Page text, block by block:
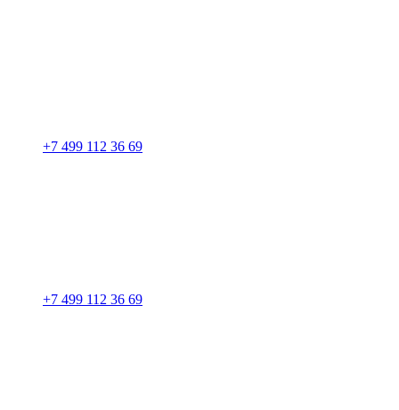
+7 499 112 36 69
+7 499 112 36 69